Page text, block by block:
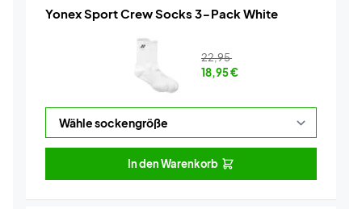
Yonex Sport Crew Socks 3-Pack White
22,95
18,95€
In den Warenkorb